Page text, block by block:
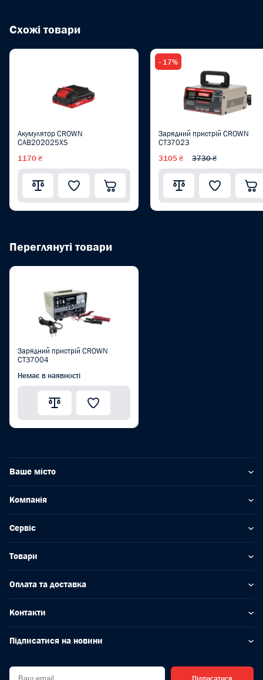
Схожі товари
Акумулятор CROWN
CAB202025XS
1170 ₴
- 17%
Зарядний пристрій CROWN
CT37023
3105 ₴ 3730 ₴
Переглянуті товари
Зарядний пристрій CROWN
CT37004
Немає в наявності
Ваше місто
Компанія
Сервіс
Товари
Оплата та доставка
Контакти
Підписатися на новини